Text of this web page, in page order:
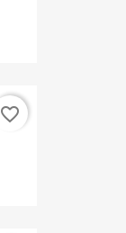
favorite_border